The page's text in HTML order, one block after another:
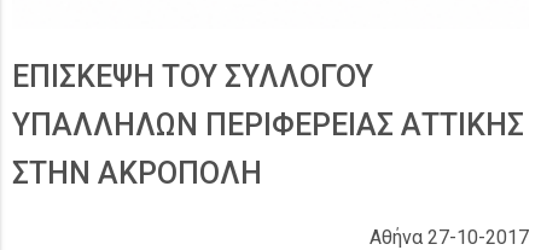
ΕΠΙΣΚΕΨΗ ΤΟΥ ΣΥΛΛΟΓΟΥ
ΥΠΑΛΛΗΛΩΝ ΠΕΡΙΦΕΡΕΙΑΣ ΑΤΤΙΚΗΣ
ΣΤΗΝ ΑΚΡΟΠΟΛΗ
Αθήνα 27-10-2017